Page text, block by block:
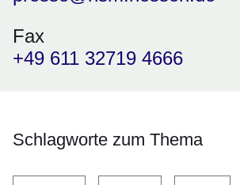
Fax
+49 611 32719 4666
Schlagworte zum Thema